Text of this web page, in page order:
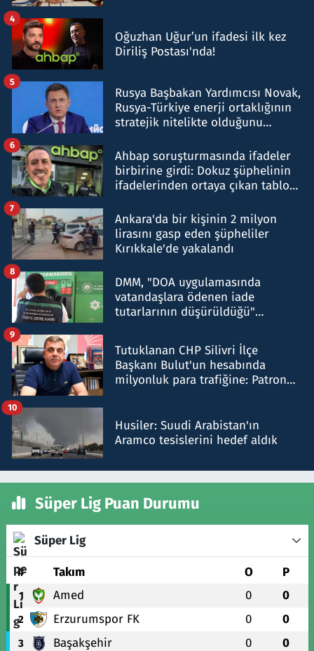
Oğuzhan Uğur’un ifadesi ilk kez
Diriliş Postası'nda!
4
Rusya Başbakan Yardımcısı Novak,
Rusya-Türkiye enerji ortaklığının
stratejik nitelikte olduğunu
5
Ahbap soruşturmasında ifadeler
birbirine girdi: Dokuz şüphelinin
ifadelerinden ortaya çıkan tablo
6
Ankara'da bir kişinin 2 milyon
lirasını gasp eden şüpheliler
Kırıkkale'de yakalandı
7
DMM, "DOA uygulamasında
vatandaşlara ödenen iade
tutarlarının düşürüldüğü"
8
Tutuklanan CHP Silivri İlçe
Başkanı Bulut'un hesabında
milyonluk para trafiğine: Patron
9
Husiler: Suudi Arabistan'ın
Aramco tesislerini hedef aldık
10
Süper Lig Puan Durumu
Süper Lig
# Takım O P
1 Amed 0 0
2 Erzurumspor FK 0 0
3 Başakşehir 0 0